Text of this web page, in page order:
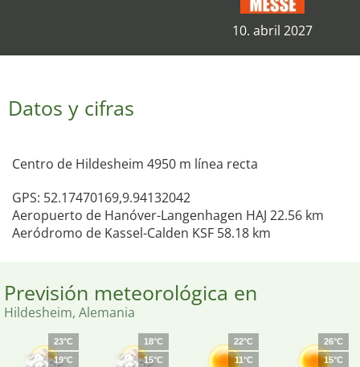
10. abril 2027
Datos y cifras
Centro de Hildesheim 4950 m línea recta
GPS: 52.17470169,9.94132042
Aeropuerto de Hanóver-Langenhagen HAJ 22.56 km
Aeródromo de Kassel-Calden KSF 58.18 km
Previsión meteorológica en
Hildesheim, Alemania
23°C
19°C
18°C
15°C
22°C
11°C
26°C
15°C